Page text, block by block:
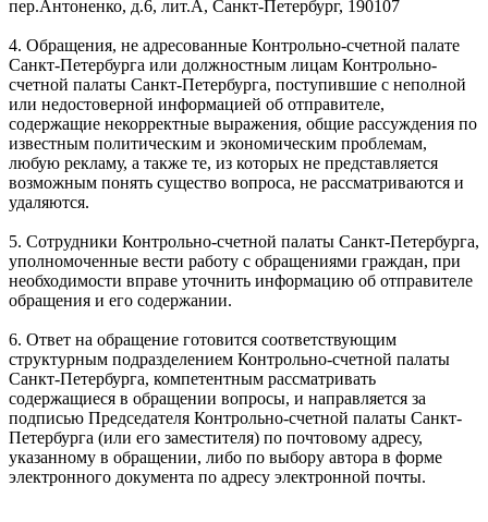
пер.Антоненко, д.6, лит.А, Санкт-Петербург, 190107
4. Обращения, не адресованные Контрольно-счетной палате
Санкт-Петербурга или должностным лицам Контрольно-
счетной палаты Санкт-Петербурга, поступившие с неполной
или недостоверной информацией об отправителе,
содержащие некорректные выражения, общие рассуждения по
известным политическим и экономическим проблемам,
любую рекламу, а также те, из которых не представляется
возможным понять существо вопроса, не рассматриваются и
удаляются.
5. Сотрудники Контрольно-счетной палаты Санкт-Петербурга,
уполномоченные вести работу с обращениями граждан, при
необходимости вправе уточнить информацию об отправителе
обращения и его содержании.
6. Ответ на обращение готовится соответствующим
структурным подразделением Контрольно-счетной палаты
Санкт-Петербурга, компетентным рассматривать
содержащиеся в обращении вопросы, и направляется за
подписью Председателя Контрольно-счетной палаты Санкт-
Петербурга (или его заместителя) по почтовому адресу,
указанному в обращении, либо по выбору автора в форме
электронного документа по адресу электронной почты.